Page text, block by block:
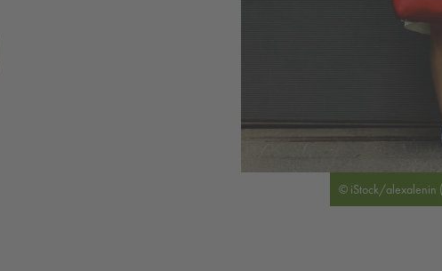
© iStock/alexalenin